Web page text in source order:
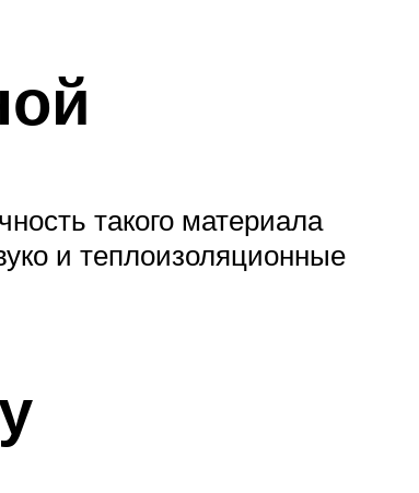
такого материала
и теплоизоляционные